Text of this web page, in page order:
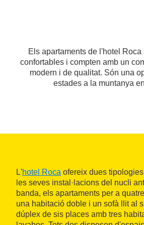
Els apartaments de l'hotel
confortables i compten amb un
modern i de qualitat. Són una
estades a la muntanya
L'hotel Roca ofereix dues
les seves instal·lacions del nucli
banda, els apartaments per a
una habitació doble i un sofà llit al
dúplex de sis places amb tres